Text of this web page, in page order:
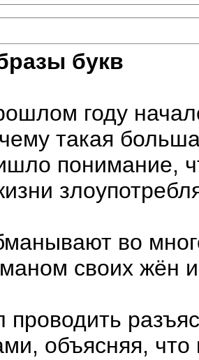
букв
году
такая
понимание,
во
своих жён
проводить
объясняя, что